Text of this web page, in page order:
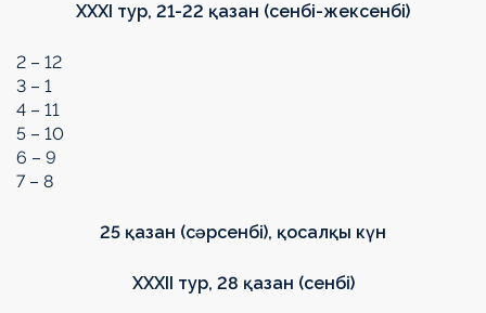
XXXI тур, 21-22 қазан (сенбі-жексенбі)
2 – 12
3 – 1
4 – 11
5 – 10
6 – 9
7 – 8
25 қазан (сәрсенбі), қосалқы күн
XXXII тур, 28 қазан (сенбі)